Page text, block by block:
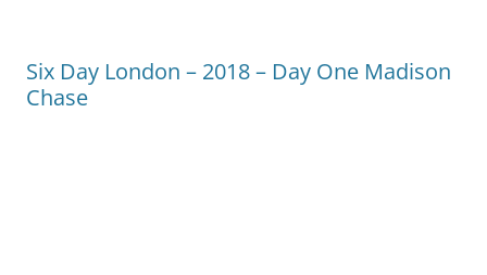
Six Day London – 2018 – Day One Madison
Chase